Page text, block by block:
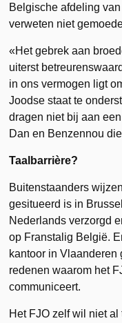
Belgische afdeling
verweten niet
«Het gebrek aan
uiterst
in ons vermogen ligt
Joodse staat te
dragen niet bij aan
Dan en Benzennou
Taalbarrière?
Buitenstaanders
gesitueerd is in
Nederlands verzorgd
op Franstalig België.
kantoor in Vlaanderen
redenen waarom het
communiceert.
Het FJO zelf wil niet